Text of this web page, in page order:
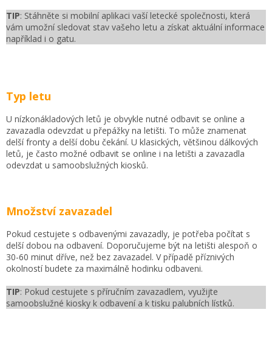
TIP: Stáhněte si mobilní aplikaci vaší letecké společnosti, která
vám umožní sledovat stav vašeho letu a získat aktuální informace
například i o gatu.
Typ letu
U nízkonákladových letů je obvykle nutné odbavit se online a
zavazadla odevzdat u přepážky na letišti. To může znamenat
delší fronty a delší dobu čekání. U klasických, většinou dálkových
letů, je často možné odbavit se online i na letišti a zavazadla
odevzdat u samoobslužných kiosků.
Množství zavazadel
Pokud cestujete s odbavenými zavazadly, je potřeba počítat s
delší dobou na odbavení. Doporučujeme být na letišti alespoň o
30-60 minut dříve, než bez zavazadel. V případě příznivých
okolností budete za maximálně hodinku odbaveni.
TIP: Pokud cestujete s příručním zavazadlem, využijte
samoobslužné kiosky k odbavení a k tisku palubních lístků.